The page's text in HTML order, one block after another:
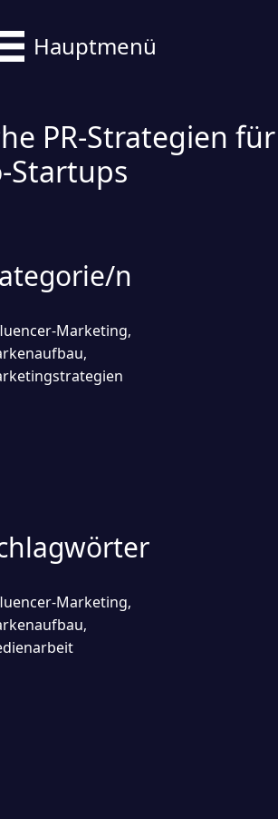
Hauptmenü
PR-Strategien für
Startups
n
Marketing,
,
Marketing,
,